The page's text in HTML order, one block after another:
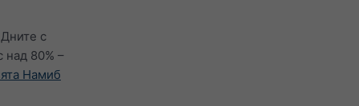
с
над 80% –
Намиб